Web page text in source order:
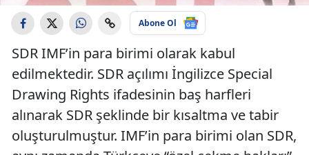
Abone Ol
SDR IMF’in para birimi olarak kabul
edilmektedir. SDR açılımı İngilizce Special
Drawing Rights ifadesinin baş harfleri
alınarak SDR şeklinde bir kısaltma ve tabir
oluşturulmuştur. IMF’in para birimi olan SDR,